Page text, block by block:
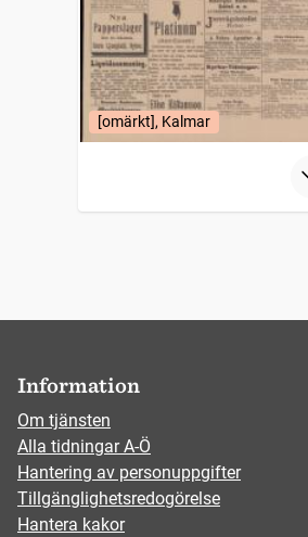
[omärkt], Kalmar
Information
Om tjänsten
Alla tidningar A-Ö
Hantering av personuppgifter
Tillgänglighetsredogörelse
Hantera kakor